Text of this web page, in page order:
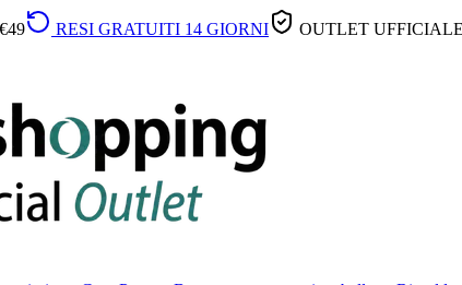
RESI GRATUITI 14 GIORNI OUTLET UFFICIALE